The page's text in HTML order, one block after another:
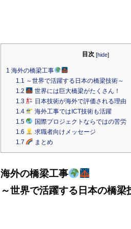
目次 [hide]
1 海外の橋梁工事
1.1 ～世界で活躍する日本の橋梁技術～
1.2
世界には巨大橋梁がたくさん！
1.3
日本技術が海外で評価される理由
1.4
海外工事ではICT技術も活躍
1.5
国際プロジェクトならではの苦労
1.6
求職者向けメッセージ
1.7
まとめ
海外の橋梁工事
～世界で活躍する日本の橋梁